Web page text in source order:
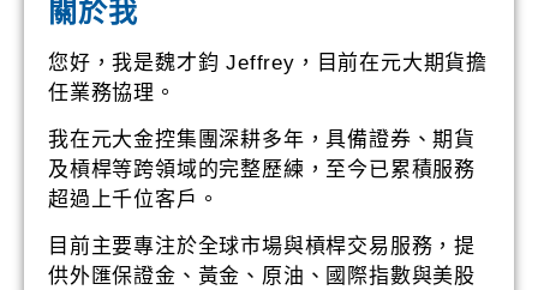
關於我
您好，我是魏才鈞 Jeffrey，目前在元大期貨擔
任業務協理。
我在元大金控集團深耕多年，具備證券、期貨
及槓桿等跨領域的完整歷練，至今已累積服務
超過上千位客戶。
目前主要專注於全球市場與槓桿交易服務，提
供外匯保證金、黃金、原油、國際指數與美股